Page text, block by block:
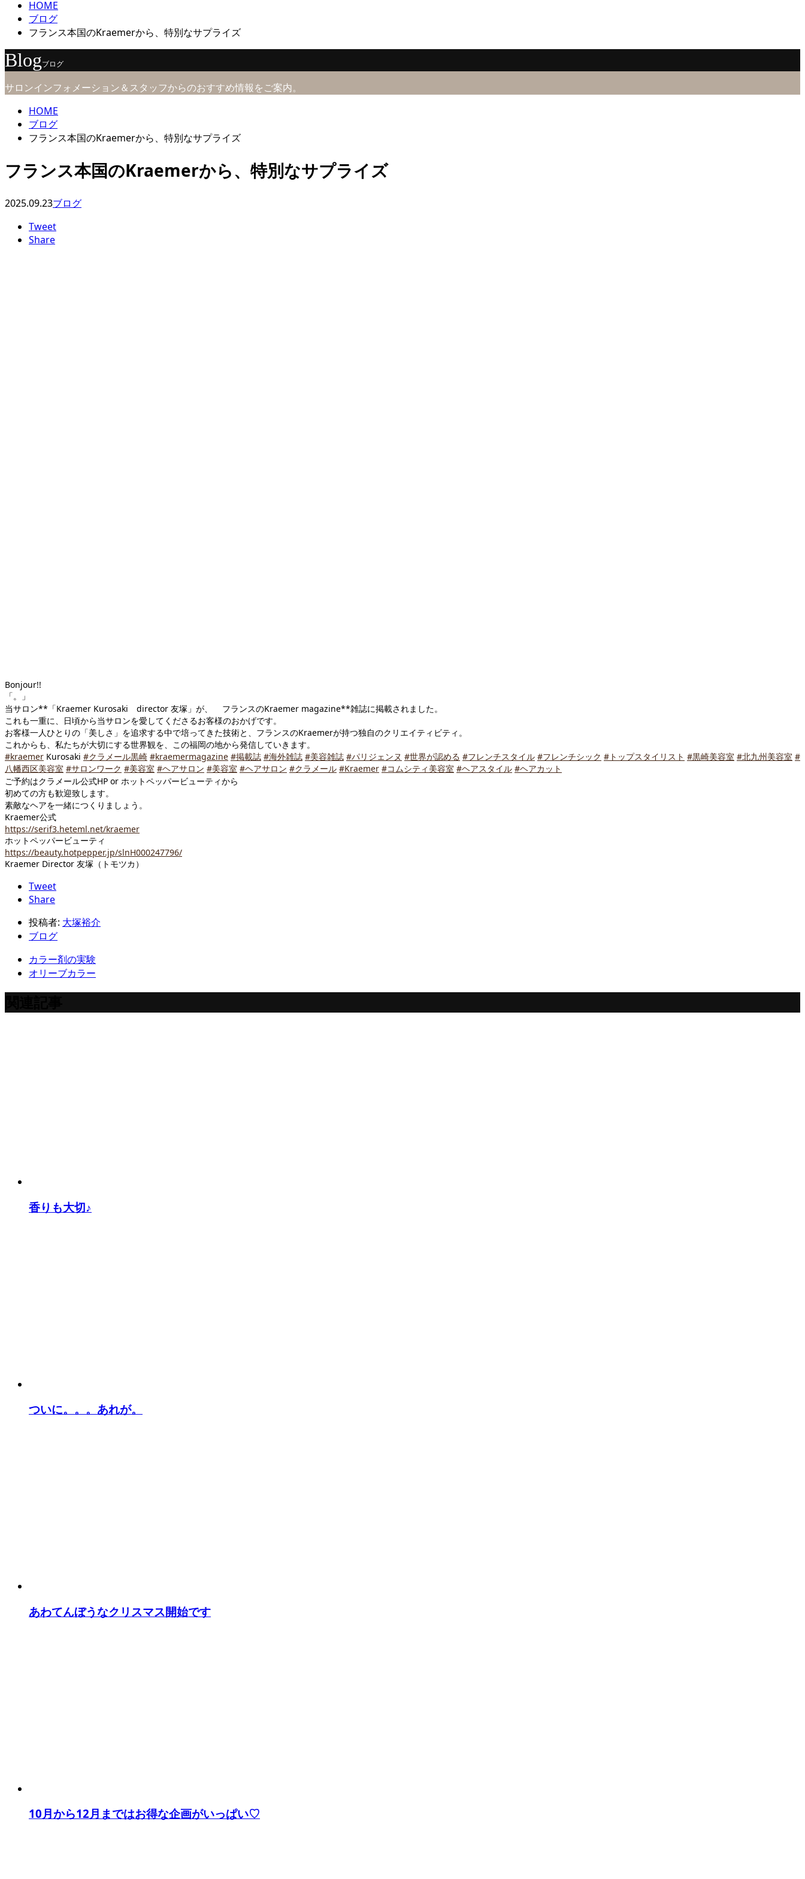
HOME
ブログ
フランス本国のKraemerから、特別なサプライズ
Blogブログ
サロンインフォメーション＆スタッフからのおすすめ情報をご案内。
HOME
ブログ
フランス本国のKraemerから、特別なサプライズ
フランス本国のKraemerから、特別なサプライズ
2025.09.23ブログ
Tweet
Share
Bonjour!!
「。」
当サロン**「Kraemer Kurosaki director 友塚」が、
フランスのKraemer magazine**雑誌に掲載されました。
これも一重に、日頃から当サロンを愛してくださるお客様のおかげです。
お客様一人ひとりの「美しさ」を追求する中で培ってきた技術と、フランスのKraemerが持つ独自のクリエイティビティ。
これからも、私たちが大切にする世界観を、この福岡の地から発信していきます。
#kraemer Kurosaki #クラメール黒崎 #kraemermagazine #掲載誌 #海外雑誌 #美容雑誌 #パリジェンヌ #世界が認める #フレンチスタイル #フレンチシック #トップスタイリスト #黒崎美容室 #北九州美容室 #
八幡西区美容室 #サロンワーク #美容室 #ヘアサロン #美容室 #ヘアサロン #クラメール #Kraemer #コムシティ美容室 #ヘアスタイル #ヘアカット
ご予約はクラメール公式HP or ホットペッパービューティから
初めての方も歓迎致します。
素敵なヘアを一緒につくりましょう。
Kraemer公式
https://serif3.heteml.net/kraemer
ホットペッパービューティ
https://beauty.hotpepper.jp/slnH000247796/
Kraemer Director 友塚（トモツカ）
Tweet
Share
投稿者: 大塚裕介
ブログ
カラー剤の実験
オリーブカラー
香りも大切♪
ついに。。。あれが。
あわてんぼうなクリスマス開始です
10月から12月まではお得な企画がいっぱい♡